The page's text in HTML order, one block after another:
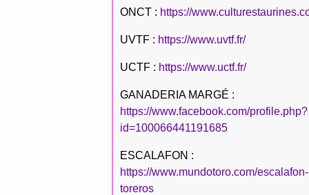
ONCT : https://
UVTF : https://www.uvtf.fr/
UCTF : https://www.uctf.fr/
GANADERIA MARGÉ :
https://www.facebook.com/profile.php?
id=100066441191685
ESCALAFON :
https://www.mundotoro.com/escalafon-
toreros